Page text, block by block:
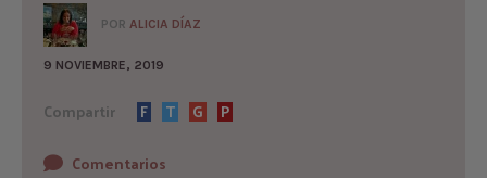
POR ALICIA DÍAZ
9 NOVIEMBRE, 2019
Compartir F T G
P
Comentarios